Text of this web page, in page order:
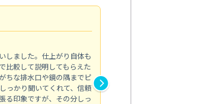
しました。仕上がり自体も
比較して説明してもらえた
ちな排水口や鏡の隅までピ
っかり聞いてくれて、信頼
る印象ですが、その分しっ